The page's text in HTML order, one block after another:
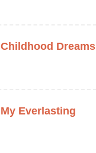
Childhood Dreams
My Everlasting